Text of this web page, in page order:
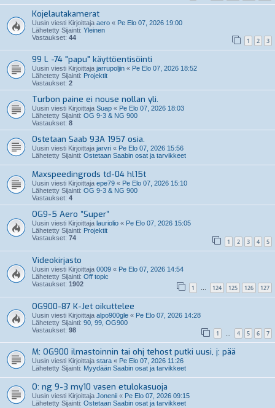
Kojelautakamerat
Uusin viesti Kirjoittaja aero « Pe Elo 07, 2026 19:00
Lähetetty Sijainti: Yleinen
Vastaukset: 44 1 2 3
99 L -74 "papu" käyttöentisöinti
Uusin viesti Kirjoittaja jarrupoljin « Pe Elo 07, 2026 18:52
Lähetetty Sijainti: Projektit
Vastaukset: 2
Turbon paine ei nouse nollan yli.
Uusin viesti Kirjoittaja Suap « Pe Elo 07, 2026 18:03
Lähetetty Sijainti: OG 9-3 & NG 900
Vastaukset: 8
Ostetaan Saab 93A 1957 osia.
Uusin viesti Kirjoittaja jarvri « Pe Elo 07, 2026 15:56
Lähetetty Sijainti: Ostetaan Saabin osat ja tarvikkeet
Maxspeedingrods td-04 hl15t
Uusin viesti Kirjoittaja epe79 « Pe Elo 07, 2026 15:10
Lähetetty Sijainti: OG 9-3 & NG 900
Vastaukset: 4
OG9-5 Aero ”Super”
Uusin viesti Kirjoittaja lauriolio « Pe Elo 07, 2026 15:05
Lähetetty Sijainti: Projektit
Vastaukset: 74 1 2 3 4 5
Videokirjasto
Uusin viesti Kirjoittaja 0009 « Pe Elo 07, 2026 14:54
Lähetetty Sijainti: Off topic
Vastaukset: 1902 1 … 124 125 126 127
OG900-87 K-Jet oikuttelee
Uusin viesti Kirjoittaja alpo900gle « Pe Elo 07, 2026 14:28
Lähetetty Sijainti: 90, 99, OG900
Vastaukset: 98 1 4 5 6 7
M: OG900 ilmastoinnin tai ohj tehost putki uusi, j: pää
Uusin viesti Kirjoittaja stara « Pe Elo 07, 2026 11:26
Lähetetty Sijainti: Myydään Saabin osat ja tarvikkeet
O: ng 9-3 my10 vasen etulokasuoja
Uusin viesti Kirjoittaja Jonenii « Pe Elo 07, 2026 09:15
Lähetetty Sijainti: Ostetaan Saabin osat ja tarvikkeet